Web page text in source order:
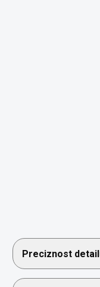
Preciznost